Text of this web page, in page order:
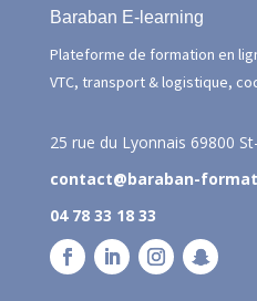
Baraban E-learning
Plateforme de formation en
VTC, transport & logistique,
25 rue du Lyonnais 69800
contact@baraban-
04 78 33 18 33